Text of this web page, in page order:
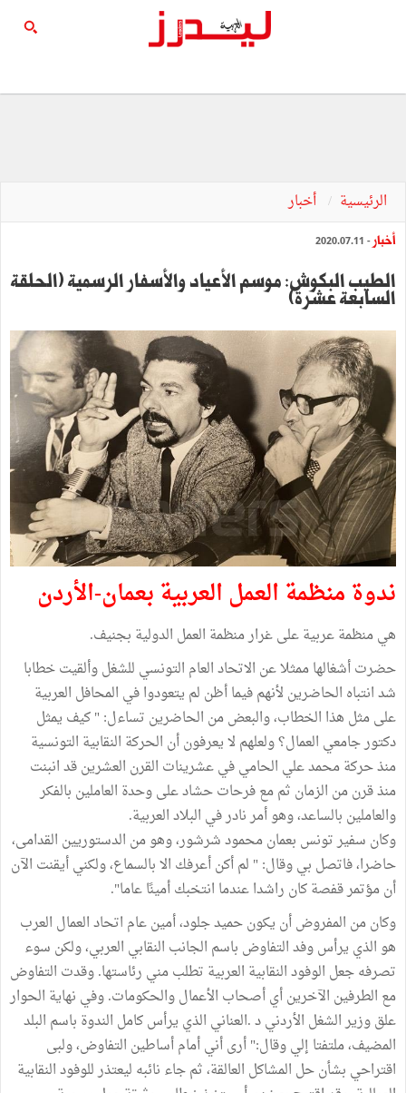
الرئيسية أخبار
أخبار - 2020.07.11
الطيب البكوش: موسم الأعياد والأسفار الرسمية (الحلقة
السابعة عشرة)
ندوة منظمة العمل العربية بعمان-الأردن
هي منظمة عربية على غرار منظمة العمل الدولية بجنيف.
حضرت أشغالها ممثلا عن الاتحاد العام التونسي للشغل وألقيت خطابا
شد انتباه الحاضرين لأنهم فيما أظن لم يتعودوا في المحافل العربية
على مثل هذا الخطاب، والبعض من الحاضرين تساءل: " كيف يمثل
دكتور جامعي العمال؟ ولعلهم لا يعرفون أن الحركة النقابية التونسية
منذ حركة محمد علي الحامي في عشرينات القرن العشرين قد انبنت
منذ قرن من الزمان ثم مع فرحات حشاد على وحدة العاملين بالفكر
والعاملين بالساعد، وهو أمر نادر في البلاد العربية.
وكان سفير تونس بعمان محمود شرشور، وهو من الدستوريين القدامى،
حاضرا، فاتصل بي وقال: " لم أكن أعرفك الا بالسماع، ولكني أيقنت الآن
أن مؤتمر قفصة كان راشدا عندما انتخبك أمينًا عاما".
وكان من المفروض أن يكون حميد جلود، أمين عام اتحاد العمال العرب
هو الذي يرأس وفد التفاوض باسم الجانب النقابي العربي، ولكن سوء
تصرفه جعل الوفود النقابية العربية تطلب مني رئاستها. وقدت التفاوض
مع الطرفين الآخرين أي أصحاب الأعمال والحكومات. وفي نهاية الحوار
علق وزير الشغل الأردني د .العناني الذي يرأس كامل الندوة باسم البلد
المضيف، ملتفتا إلي وقال:" أرى أني أمام أساطين التفاوض، ولبى
اقتراحي بشأن حل المشاكل العالقة، ثم جاء نائبه ليعتذر للوفود النقابية